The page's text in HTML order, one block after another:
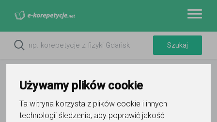
Używamy plików cookie
Ta witryna korzysta z plików cookie i innych
technologii śledzenia, aby poprawić jakość